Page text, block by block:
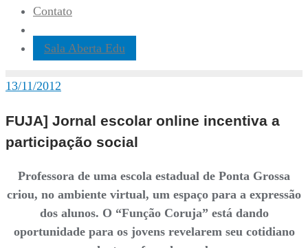
Contato
Sala Aberta Edu
13/11/2012
FUJA] Jornal escolar online incentiva a
participação social
Professora de uma escola estadual de Ponta Grossa
criou, no ambiente virtual, um espaço para a expressão
dos alunos. O “Função Coruja” está dando
oportunidade para os jovens revelarem seu cotidiano